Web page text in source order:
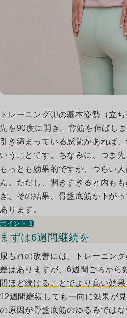
トレーニング①の基本姿勢（立
先を90度に開き、背筋を伸ばし
引き締まっている感覚があれば
いうことです。ちなみに、つま
もっとも効果的ですが、つらい
ん。ただし、開きすぎると内も
ぎ、その結果、骨盤底筋が下が
あります。
ポイント３
まずは6週間継続を
尿もれの改善には、トレーニン
差はありますが、6週間ごろから
間ほど続けることでより高い効
12週間継続しても一向に効果が
の原因が骨盤底筋のゆるみでは
03